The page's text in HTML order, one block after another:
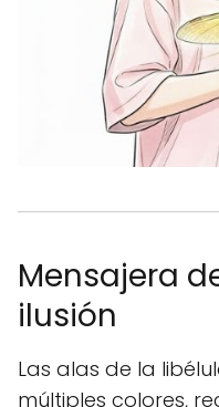
Mensajera
ilusión
Las alas de la
múltiples colores,